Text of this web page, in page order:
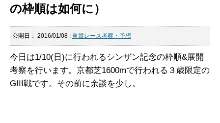
の枠順は如何に）
公開日： 2016/01/08 : 重賞レース考察・予想
今日は1/10(日)に行われるシンザン記念の枠順&展開
考察を行います。京都芝1600mで行われる３歳限定の
GIII戦です。その前に余談を少し。